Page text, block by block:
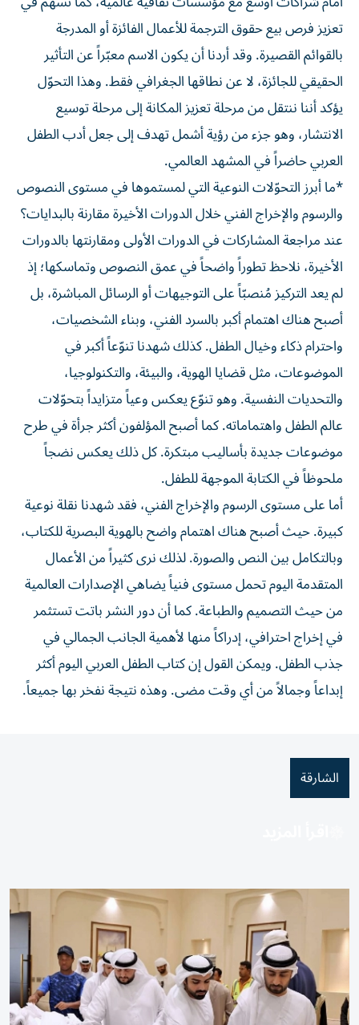
تعزيز فرص بيع حقوق الترجمة للأعمال الفائزة أو المدرجة
بالقوائم القصيرة. وقد أردنا أن يكون الاسم معبّراً عن التأثير
الحقيقي للجائزة، لا عن نطاقها الجغرافي فقط. وهذا التحوّل
يؤكد أننا ننتقل من مرحلة تعزيز المكانة إلى مرحلة توسيع
الانتشار، وهو جزء من رؤية أشمل تهدف إلى جعل أدب الطفل
العربي حاضراً في المشهد العالمي.
*ما أبرز التحوّلات النوعية التي لمستموها في مستوى النصوص
والرسوم والإخراج الفني خلال الدورات الأخيرة مقارنة بالبدايات؟
عند مراجعة المشاركات في الدورات الأولى ومقارنتها بالدورات
الأخيرة، نلاحظ تطوراً واضحاً في عمق النصوص وتماسكها؛ إذ
لم يعد التركيز مُنصبّاً على التوجيهات أو الرسائل المباشرة، بل
أصبح هناك اهتمام أكبر بالسرد الفني، وبناء الشخصيات،
واحترام ذكاء وخيال الطفل. كذلك شهدنا تنوّعاً أكبر في
الموضوعات، مثل قضايا الهوية، والبيئة، والتكنولوجيا،
والتحديات النفسية. وهو تنوّع يعكس وعياً متزايداً بتحوّلات
عالم الطفل واهتماماته. كما أصبح المؤلفون أكثر جرأة في طرح
موضوعات جديدة بأساليب مبتكرة. كل ذلك يعكس نضجاً
ملحوظاً في الكتابة الموجهة للطفل.
أما على مستوى الرسوم والإخراج الفني، فقد شهدنا نقلة نوعية
كبيرة. حيث أصبح هناك اهتمام واضح بالهوية البصرية للكتاب،
وبالتكامل بين النص والصورة. لذلك نرى كثيراً من الأعمال
المتقدمة اليوم تحمل مستوى فنياً يضاهي الإصدارات العالمية
من حيث التصميم والطباعة. كما أن دور النشر باتت تستثمر
في إخراج احترافي، إدراكاً منها لأهمية الجانب الجمالي في
جذب الطفل. ويمكن القول إن كتاب الطفل العربي اليوم أكثر
إبداعاً وجمالاً من أي وقت مضى. وهذه نتيجة نفخر بها جميعاً.
الشارقة